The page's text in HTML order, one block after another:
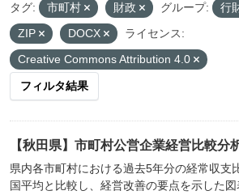
タグ: 市町村 財政 グループ: 行
ZIP
DOCX
ライセンス:
Creative Commons Attribution 4.0
フィルタ結果
【秋田県】市町村公営企業経営比較分
県内各市町村における過去5年分の経常収支
国平均と比較し、経営改善の要点を示した